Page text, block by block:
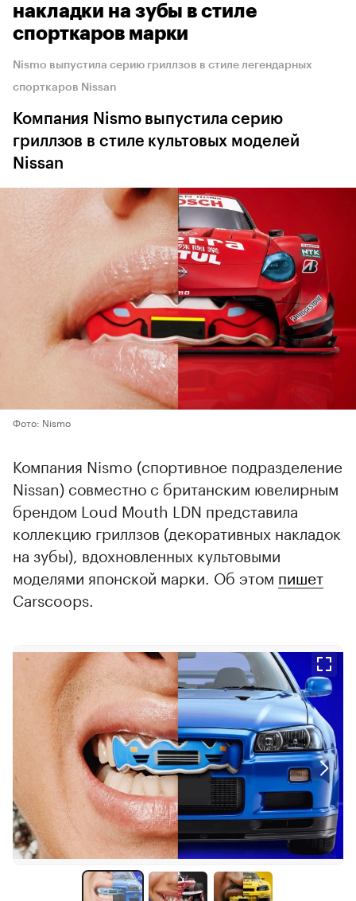
накладки на зубы в стиле
спорткаров марки
Nismo выпустила серию гриллзов в стиле легендарных
спорткаров Nissan
Компания Nismo выпустила серию
гриллзов в стиле культовых моделей
Nissan
Фото: Nismo
Компания Nismo (спортивное подразделение
Nissan) совместно с британским ювелирным
брендом Loud Mouth LDN представила
коллекцию гриллзов (декоративных накладок
на зубы), вдохновленных культовыми
моделями японской марки. Об этом пишет
Carscoops.